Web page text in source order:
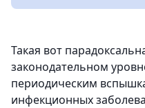
Такая вот
законодательном
периодическим
инфекционных